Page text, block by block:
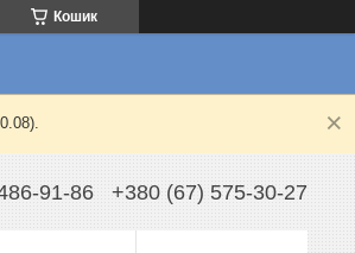
Кошик
91-86 +380 (67) 575-30-27